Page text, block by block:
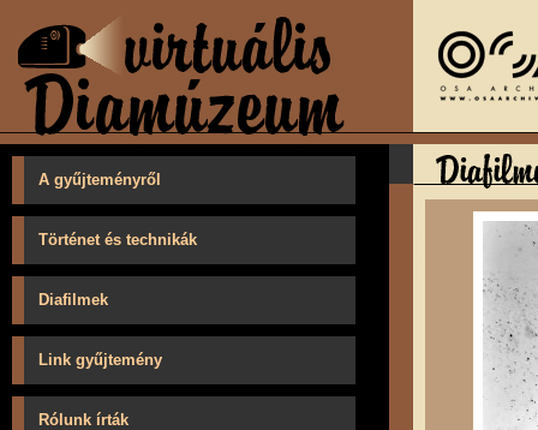
A gyűjteményről
Történet és technikák
Diafilmek
Link gyűjtemény
Rólunk írták